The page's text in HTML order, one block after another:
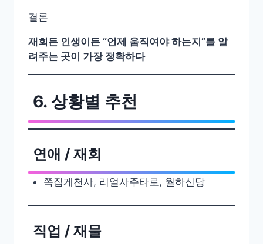
결론
재회든 인생이든 “언제 움직여야 하는지”를 알
려주는 곳이 가장 정확하다
6. 상황별 추천
연애 / 재회
쪽집게천사, 리얼사주타로, 월하신당
직업 / 재물